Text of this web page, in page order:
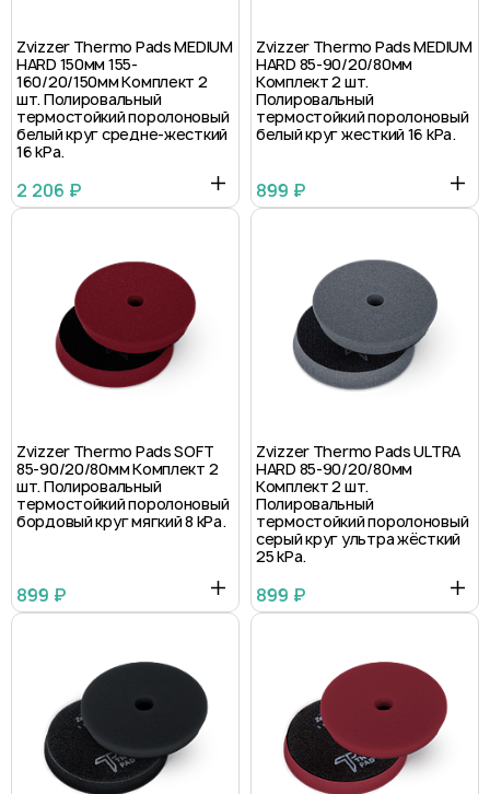
Zvizzer Thermo Pads MEDIUM
HARD 150мм 155-
160/20/150мм Комплект 2
шт. Полировальный
термостойкий поролоновый
белый круг средне-жесткий
16 kPa.
2 206 ₽
Zvizzer Thermo Pads MEDIUM
HARD 85-90/20/80мм
Комплект 2 шт.
Полировальный
термостойкий поролоновый
белый круг жесткий 16 kPa.
899 ₽
Zvizzer Thermo Pads SOFT
85-90/20/80мм Комплект 2
шт. Полировальный
термостойкий поролоновый
бордовый круг мягкий 8 kPa.
899 ₽
Zvizzer Thermo Pads ULTRA
HARD 85-90/20/80мм
Комплект 2 шт.
Полировальный
термостойкий поролоновый
серый круг ультра жёсткий
25 kPa.
899 ₽